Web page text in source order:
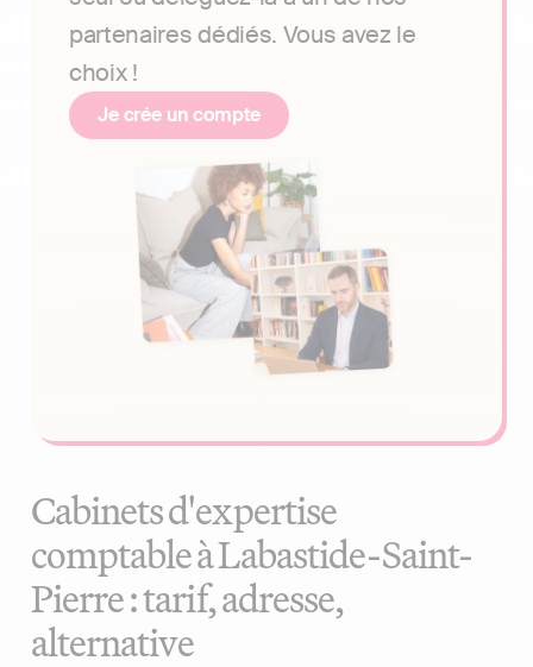
partenaires dédiés. Vous avez le
choix !
Je crée un compte
Cabinets d'expertise
comptable à Labastide-Saint-
Pierre : tarif, adresse,
alternative